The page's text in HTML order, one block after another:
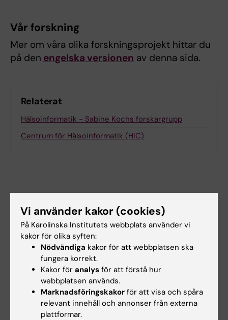
Vår forskning
Mer om våra olika forskningsprojekt hittar du
på den engelska versionen av denna sida.
Relaterat
Hälsoinformatik - Sabine Kochs forskargrupp
Centrum för Hälsoinformatik (HIC)
Forskningsområden:
Annan utbildningsvetenskaplig forskning
Artificiell intelligens
Krigs-, kris-, säkerhetsvetenskaper
Människa-datorinteraktion (interaktionsdesign)
(Samhällsvetenskapliga aspekter under 50804)
Omvårdnad
Pedagogik
Visa alla
Vi använder kakor (cookies)
På Karolinska Institutets webbplats använder vi
kakor för olika syften:
Nödvändiga kakor för att webbplatsen ska
fungera korrekt.
Kakor för analys för att förstå hur
webbplatsen används.
Marknadsföringskakor för att visa och spåra
relevant innehåll och annonser från externa
plattformar.